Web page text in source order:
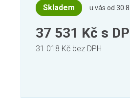
Skladem u vás od
37 531 Kč s
31 018 Kč bez DPH